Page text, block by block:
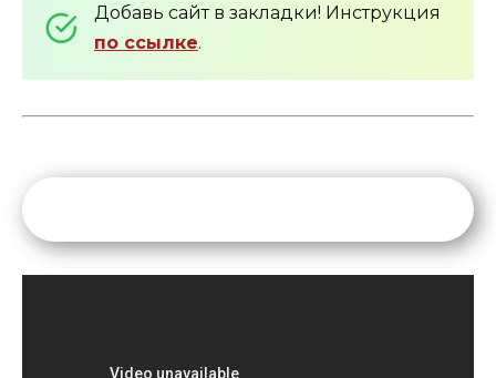
Добавь сайт в закладки! Инструкция
по ссылке.